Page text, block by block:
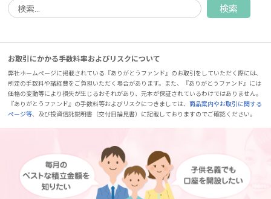
お取引にかかる手数料率およびリスクについて
弊社ホームページに掲載されている『ありがとうファンド』のお取引をしていただく際には、
所定の手数料や諸経費をご負担いただく場合があります。また、『ありがとうファンド』には
価格の変動等により損失が生じるおそれがあり、元本が保証されているわけではありません。
『ありがとうファンド』の手数料等およびリスクにつきましては、商品案内やお取引に関する
ページ等、及び投資信託説明書（交付目論見書）に記載しておりますのでご確認ください。